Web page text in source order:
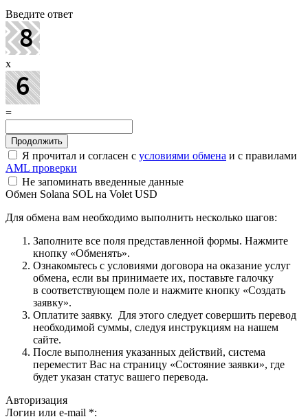
Введите ответ
x
=
Я прочитал и согласен с условиями обмена и с правилами
AML проверки
Не запоминать введенные данные
Обмен Solana SOL на Volet USD
Для обмена вам необходимо выполнить несколько шагов:
Заполните все поля представленной формы. Нажмите
кнопку «Обменять».
Ознакомьтесь с условиями договора на оказание услуг
обмена, если вы принимаете их, поставьте галочку
в соответствующем поле и нажмите кнопку «Создать
заявку».
Оплатите заявку. Для этого следует совершить перевод
необходимой суммы, следуя инструкциям на нашем
сайте.
После выполнения указанных действий, система
переместит Вас на страницу «Состояние заявки», где
будет указан статус вашего перевода.
Авторизация
Логин или e-mail *: